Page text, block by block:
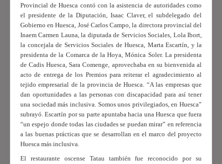
Provincial de Huesca contó con la asistencia de autoridades como
el presidente de la Diputación, Isaac Claver, el subdelegado del
Gobierno en Huesca, José Carlos Campo, la directora provincial del
Inaem Carmen Launa, la diputada de Servicios Sociales, Lola Ibort,
la concejala de Servicios Sociales de Huesca, Marta Escartín, y la
presidenta de la Comarca de la Hoya, Mónica Soler. La presidenta
de Cadis Huesca, Sara Comenge, aprovechaba en su bienvenida al
acto de entrega de los Premios para reiterar el agradecimiento al
tejido empresarial de la provincia de Huesca. “A las empresas que
dan oportunidades a las personas con discapacidad para así tener
una sociedad más inclusiva. Somos unos privilegiados, en Huesca”
subrayó. Escartín por su parte apuntaba hacia una Huesca que fuera
“un espejo donde todas las ciudades se puedan mirar” en referencia
a las buenas prácticas que se desarrollan en el marco del proyecto
Huesca más inclusiva.
El restaurante oscense Tatau también fue reconocido por su